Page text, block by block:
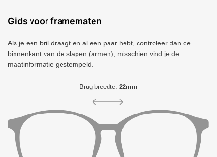
Gids voor framematen
Als je een bril draagt ​​en al een paar hebt, controleer dan de
binnenkant van de slapen (armen), misschien vind je de
maatinformatie gestempeld.
Brug breedte: 22mm